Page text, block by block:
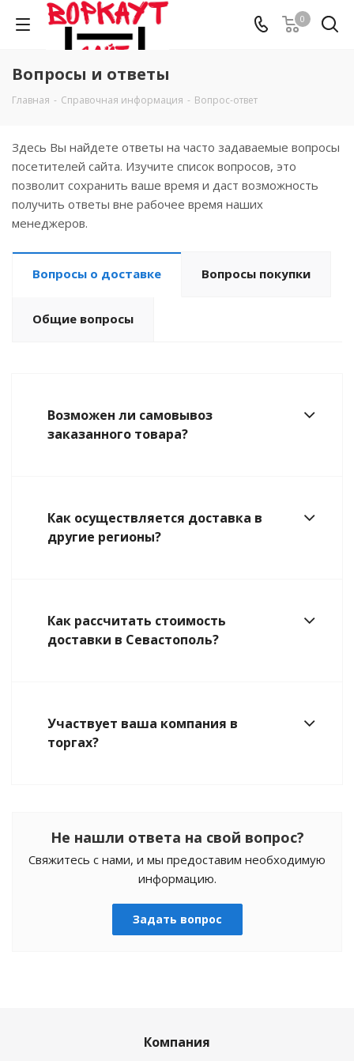
0
Вопросы и ответы
Главная - Справочная информация - Вопрос-ответ
Здесь Вы найдете ответы на часто задаваемые вопросы
посетителей сайта. Изучите список вопросов, это
позволит сохранить ваше время и даст возможность
получить ответы вне рабочее время наших
менеджеров.
Вопросы о доставке Вопросы покупки
Общие вопросы
Возможен ли самовывоз
заказанного товара?
Как осуществляется доставка в
другие регионы?
Как рассчитать стоимость
доставки в Севастополь?
Участвует ваша компания в
торгах?
Не нашли ответа на свой вопрос?
Свяжитесь с нами, и мы предоставим необходимую
информацию.
Задать вопрос
Компания